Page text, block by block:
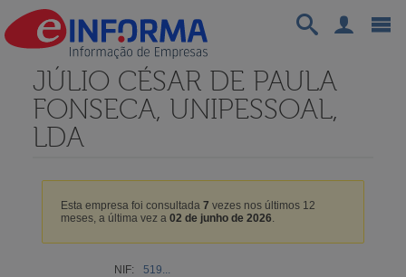
JÚLIO CÉSAR DE PAULA
FONSECA, UNIPESSOAL,
LDA
Esta empresa foi consultada 7 vezes nos últimos 12
meses, a última vez a 02 de junho de 2026.
NIF:
519...